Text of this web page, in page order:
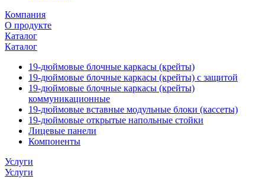
Компания
О продукте
Каталог
Каталог
19-дюймовые блочные каркасы (крейты)
19-дюймовые блочные каркасы (крейты) с защитой
19-дюймовые блочные каркасы (крейты)
коммуникационные
19-дюймовые вставные модульные блоки (кассеты)
19-дюймовые открытые напольные стойки
Лицевые панели
Компоненты
Услуги
Услуги